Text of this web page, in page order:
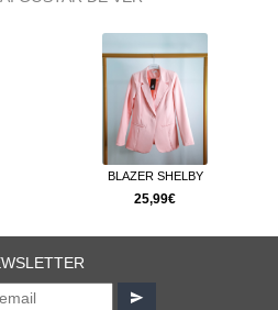
BLAZER SHELBY
25,99€